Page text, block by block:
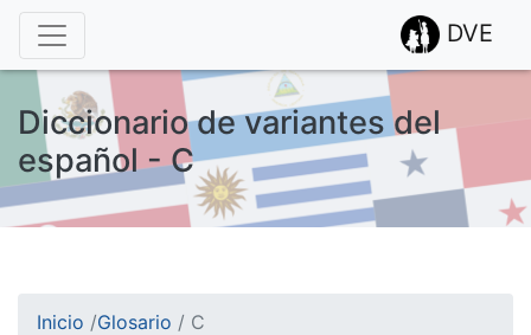
DVE
Diccionario de variantes del
español - C
Inicio /Glosario / C